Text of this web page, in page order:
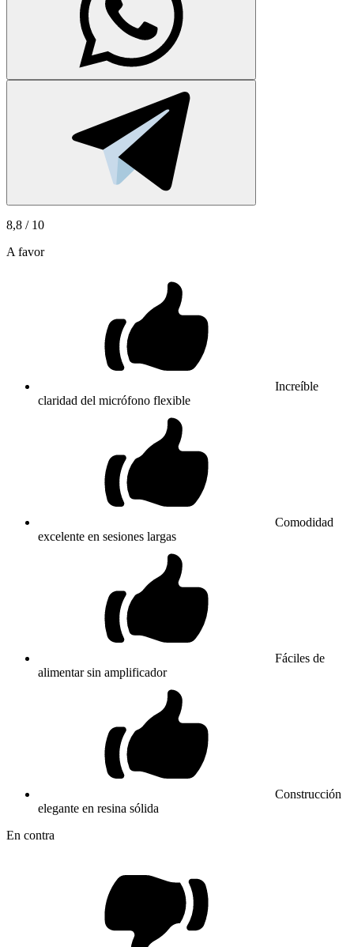
8,8 / 10
A favor
Increíble
claridad del micrófono flexible
Comodidad
excelente en sesiones largas
Fáciles de
alimentar sin amplificador
Construcción
elegante en resina sólida
En contra